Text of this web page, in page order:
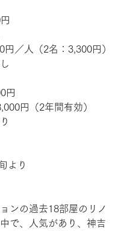
円／人（2名：3,300円）
円
円（2年間有効）
より
ンの過去18部屋のリノ
で、人気があり、神吉